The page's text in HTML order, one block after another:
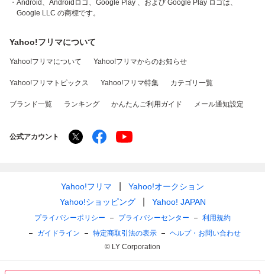
・Android、Androidロゴ、Google Play 、および Google Play ロゴは、
Google LLC の商標です。
Yahoo!フリマについて
Yahoo!フリマについて Yahoo!フリマからのお知らせ
Yahoo!フリマトピックス Yahoo!フリマ特集 カテゴリ一覧
ブランド一覧 ランキング かんたんご利用ガイド メール通知設定
公式アカウント
Yahoo!フリマ
Yahoo!オークション
Yahoo!ショッピング
Yahoo! JAPAN
プライバシーポリシー プライバシーセンター
利用規約
ガイドライン
特定商取引法の表示
ヘルプ・お問い合わせ
© LY Corporation